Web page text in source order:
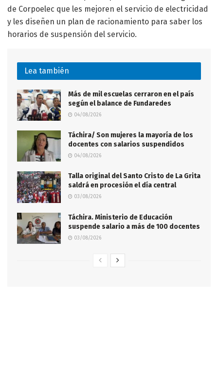
de Corpoelec que les mejoren el servicio de electricidad
y les diseñen un plan de racionamiento para saber los
horarios de suspensión del servicio.
Lea también
Más de mil escuelas cerraron en el país
según el balance de Fundaredes
04/08/2026
Táchira/ Son mujeres la mayoría de los
docentes con salarios suspendidos
04/08/2026
Talla original del Santo Cristo de La Grita
saldrá en procesión el día central
03/08/2026
Táchira. Ministerio de Educación
suspende salario a más de 100 docentes
03/08/2026